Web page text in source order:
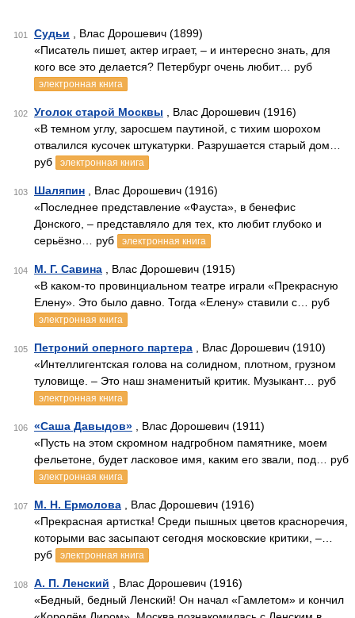
101 Судьи , Влас Дорошевич (1899)
«Писатель пишет, актер играет, – и интересно знать, для
кого все это делается? Петербург очень любит… руб
электронная книга
102 Уголок старой Москвы , Влас Дорошевич (1916)
«В темном углу, заросшем паутиной, с тихим шорохом
отвалился кусочек штукатурки. Разрушается старый дом…
руб
электронная книга
103 Шаляпин , Влас Дорошевич (1916)
«Последнее представление «Фауста», в бенефис
Донского, – представляло для тех, кто любит глубоко и
серьёзно… руб
электронная книга
104 М. Г. Савина , Влас Дорошевич (1915)
«В каком-то провинциальном театре играли «Прекрасную
Елену». Это было давно. Тогда «Елену» ставили с… руб
электронная книга
105 Петроний оперного партера , Влас Дорошевич (1910)
«Интеллигентская голова на солидном, плотном, грузном
туловище. – Это наш знаменитый критик. Музыкант… руб
электронная книга
106 «Саша Давыдов» , Влас Дорошевич (1911)
«Пусть на этом скромном надгробном памятнике, моем
фельетоне, будет ласковое имя, каким его звали, под… руб
электронная книга
107 М. Н. Ермолова , Влас Дорошевич (1916)
«Прекрасная артистка! Среди пышных цветов красноречия,
которыми вас засыпают сегодня московские критики, –…
руб
электронная книга
108 А. П. Ленский , Влас Дорошевич (1916)
«Бедный, бедный Ленский! Он начал «Гамлетом» и кончил